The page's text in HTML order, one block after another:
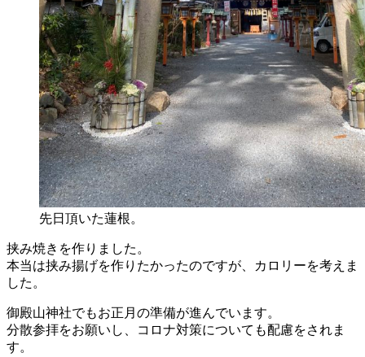
先日頂いた蓮根。
挟み焼きを作りました。
本当は挟み揚げを作りたかったのですが、カロリーを考えま
した。
御殿山神社でもお正月の準備が進んでいます。
分散参拝をお願いし、コロナ対策についても配慮をされま
す。